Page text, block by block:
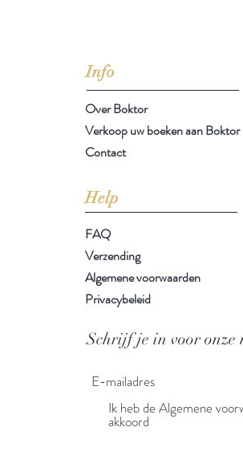
Info
Over Boktor
Verkoop uw boeken aan Boktor
Contact
Help
FAQ
Verzending
Algemene voorwaarden
Privacybeleid
Schrijf je in voor onze
Ik heb de Algemene
akkoord